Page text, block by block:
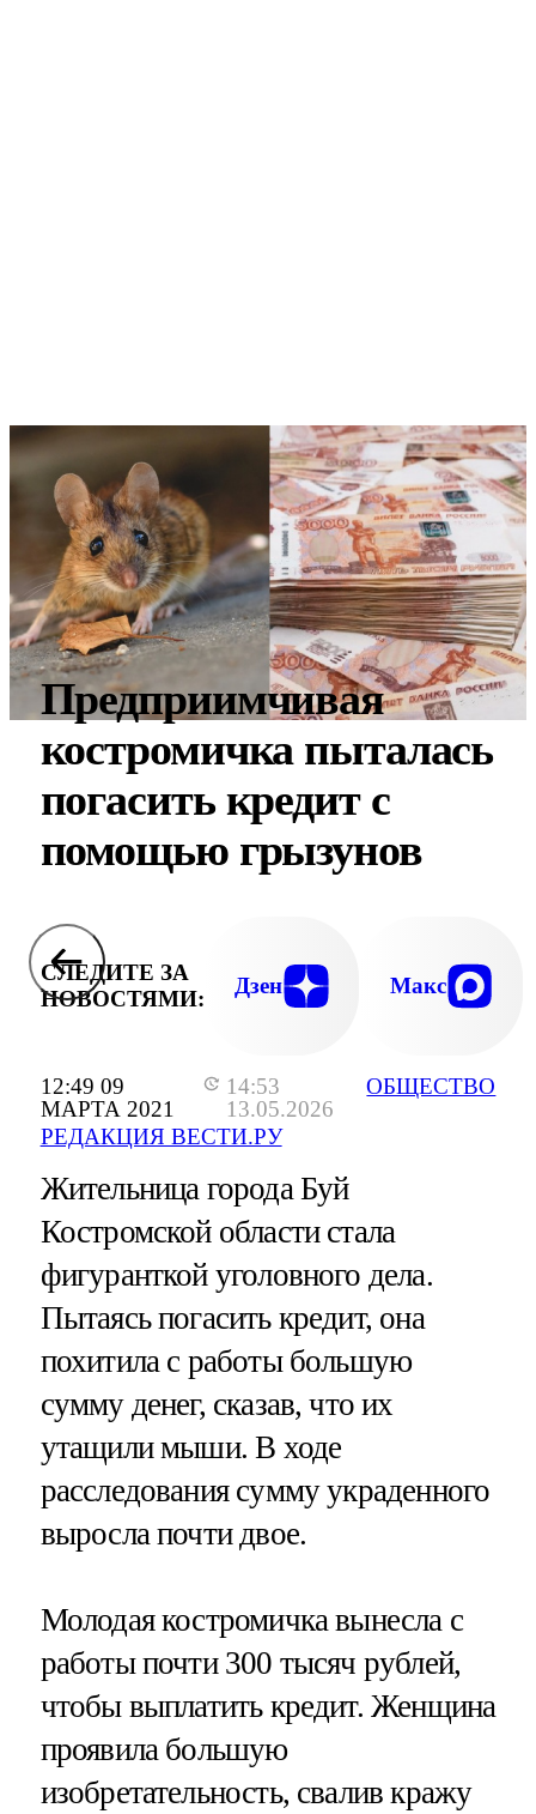
12:49 09
МАРТА 2021
14:53
13.05.2026
РЕДАКЦИЯ ВЕСТИ.РУ
ОБЩЕСТВО
Предприимчивая
костромичка пыталась
погасить кредит с
помощью грызунов
СЛЕДИТЕ ЗА
НОВОСТЯМИ:
Дзен Макс
Жительница города Буй
Костромской области стала
фигуранткой уголовного дела.
Пытаясь погасить кредит, она
похитила с работы большую
сумму денег, сказав, что их
утащили мыши. В ходе
расследования сумму украденного
выросла почти двое.
Молодая костромичка вынесла с
работы почти 300 тысяч рублей,
чтобы выплатить кредит. Женщина
проявила большую
изобретательность, свалив кражу